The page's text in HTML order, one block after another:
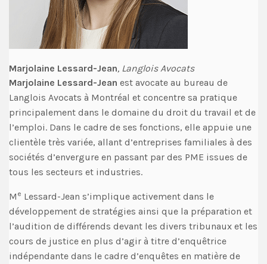
Marjolaine Lessard-Jean, Langlois Avocats
Marjolaine Lessard-Jean est avocate au bureau de
Langlois Avocats à Montréal et concentre sa pratique
principalement dans le domaine du droit du travail et de
l’emploi. Dans le cadre de ses fonctions, elle appuie une
clientèle très variée, allant d’entreprises familiales à des
sociétés d’envergure en passant par des PME issues de
tous les secteurs et industries.
M e Lessard-Jean s’implique activement dans le
développement de stratégies ainsi que la préparation et
l’audition de différends devant les divers tribunaux et les
cours de justice en plus d’agir à titre d’enquêtrice
indépendante dans le cadre d’enquêtes en matière de